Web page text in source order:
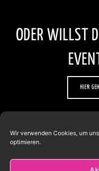
Wir verwenden Cookies, um
optimieren.
ODER WILLST
HIER